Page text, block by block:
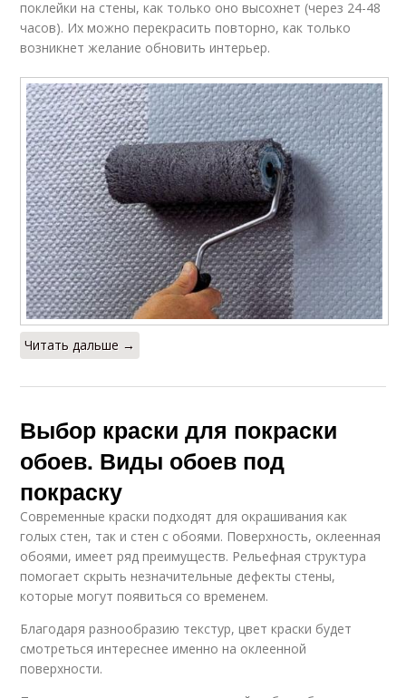
поклейки на стены, как только оно высохнет (через 24-48
часов). Их можно перекрасить повторно, как только
возникнет желание обновить интерьер.
Читать дальше →
Выбор краски для покраски
обоев. Виды обоев под
покраску
Современные краски подходят для окрашивания как
голых стен, так и стен с обоями. Поверхность, оклеенная
обоями, имеет ряд преимуществ. Рельефная структура
помогает скрыть незначительные дефекты стены,
которые могут появиться со временем.
Благодаря разнообразию текстур, цвет краски будет
смотреться интереснее именно на оклеенной
поверхности.